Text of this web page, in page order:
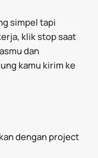
simpel tapi
klik stop saat
dan
kamu kirim ke
dengan project